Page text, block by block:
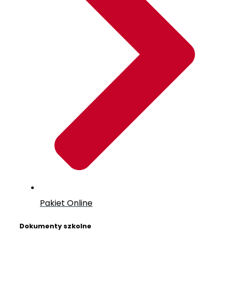
Pakiet Online
Dokumenty szkolne